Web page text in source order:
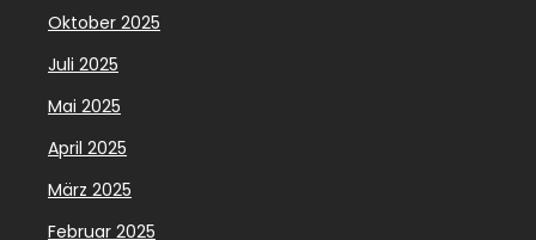
Oktober 2025
Juli 2025
Mai 2025
April 2025
März 2025
Februar 2025